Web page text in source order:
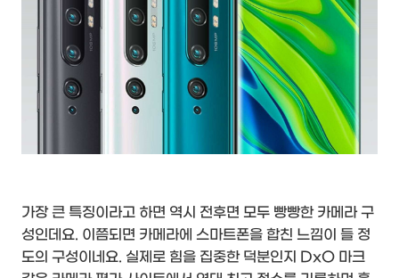
가장 큰 특징이라고 하면 역시 전후면 모두 빵빵한 카메라 구
성인데요. 이쯤되면 카메라에 스마트폰을 합친 느낌이 들 정
도의 구성이네요. 실제로 힘을 집중한 덕분인지 DxO 마크